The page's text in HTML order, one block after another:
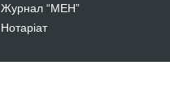
Журнал “МЕН”
Нотаріат